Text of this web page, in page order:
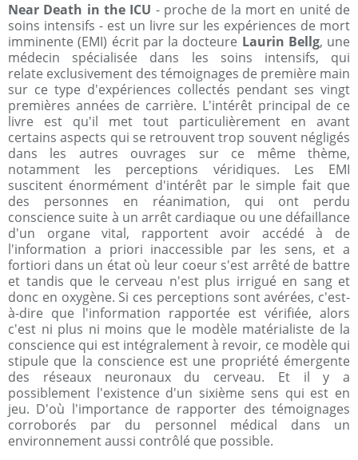
Near Death in the ICU - proche de la mort en unité de
soins intensifs - est un livre sur les expériences de mort
imminente (EMI) écrit par la docteure Laurin Bellg, une
médecin spécialisée dans les soins intensifs, qui
relate exclusivement des témoignages de première main
sur ce type d'expériences collectés pendant ses vingt
premières années de carrière. L'intérêt principal de ce
livre est qu'il met tout particulièrement en avant
certains aspects qui se retrouvent trop souvent négligés
dans les autres ouvrages sur ce même thème,
notamment les perceptions véridiques. Les EMI
suscitent énormément d'intérêt par le simple fait que
des personnes en réanimation, qui ont perdu
conscience suite à un arrêt cardiaque ou une défaillance
d'un organe vital, rapportent avoir accédé à de
l'information a priori inaccessible par les sens, et a
fortiori dans un état où leur coeur s'est arrêté de battre
et tandis que le cerveau n'est plus irrigué en sang et
donc en oxygène. Si ces perceptions sont avérées, c'est-
à-dire que l'information rapportée est vérifiée, alors
c'est ni plus ni moins que le modèle matérialiste de la
conscience qui est intégralement à revoir, ce modèle qui
stipule que la conscience est une propriété émergente
des réseaux neuronaux du cerveau. Et il y a
possiblement l'existence d'un sixième sens qui est en
jeu. D'où l'importance de rapporter des témoignages
corroborés par du personnel médical dans un
environnement aussi contrôlé que possible.